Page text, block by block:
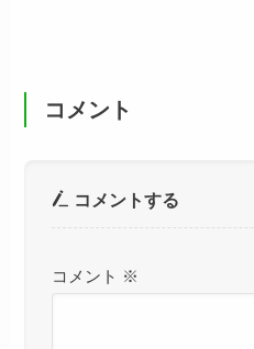
コメント
コメントする
コメント ※